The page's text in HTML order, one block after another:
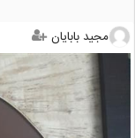
مجید بابایان